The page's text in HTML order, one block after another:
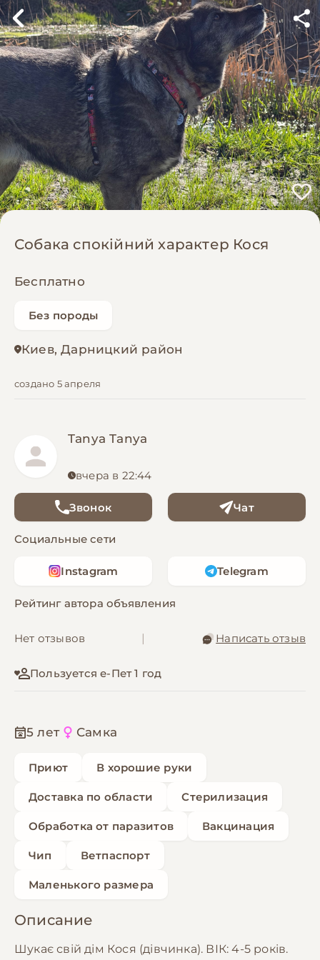
Собака спокійний характер Кося
Бесплатно
Без породы
Киев, Дарницкий район
создано 5 апреля
Tanya Tanya
вчера в 22:44
Звонок Чат
Социальные сети
Instagram Telegram
Рейтинг автора объявления
Нет отзывов Написать отзыв
Пользуется е-Пет 1 год
5 лет Самка
Приют В хорошие руки
Доставка по области Стерилизация
Обработка от паразитов Вакцинация
Чип Ветпаспорт
Маленького размера
Описание
Шукає свій дім Кося (дівчинка). ВІК: 4-5 років.